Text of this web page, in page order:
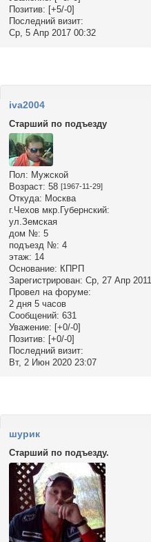
Позитив: [+5/-0]
Последний визит:
Ср, 5 Апр 2017 00:32
iva2004
Старший по подъезду
Пол: Мужской
Возраст: 58 [1967-11-29]
Откуда: Москва
г.Чехов мкр.Губернский:
ул.Земская
дом №: 5
подъезд №: 4
этаж: 14
Основание: КПРП
Зарегистрирован: Ср, 27 Апр 2011
Провел на форуме:
2 дня 5 часов
Сообщений: 631
Уважение: [+0/-0]
Позитив: [+0/-0]
Последний визит:
Вт, 2 Июн 2020 23:07
шурик
Старший по подъезду.